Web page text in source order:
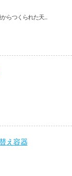
らつくられた天...
え容器